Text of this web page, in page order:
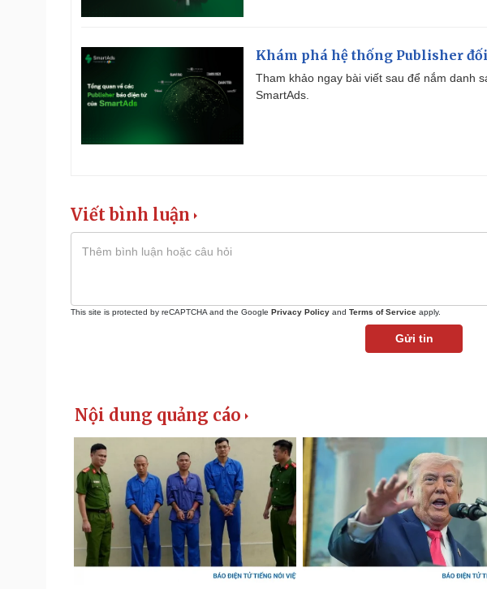
Khám phá hệ thống Publisher
Tham khảo ngay bài viết sau để nắm danh
SmartAds.
Viết bình luận
This site is protected by reCAPTCHA and the Google Privacy Policy and Terms of Service apply.
Gửi tin